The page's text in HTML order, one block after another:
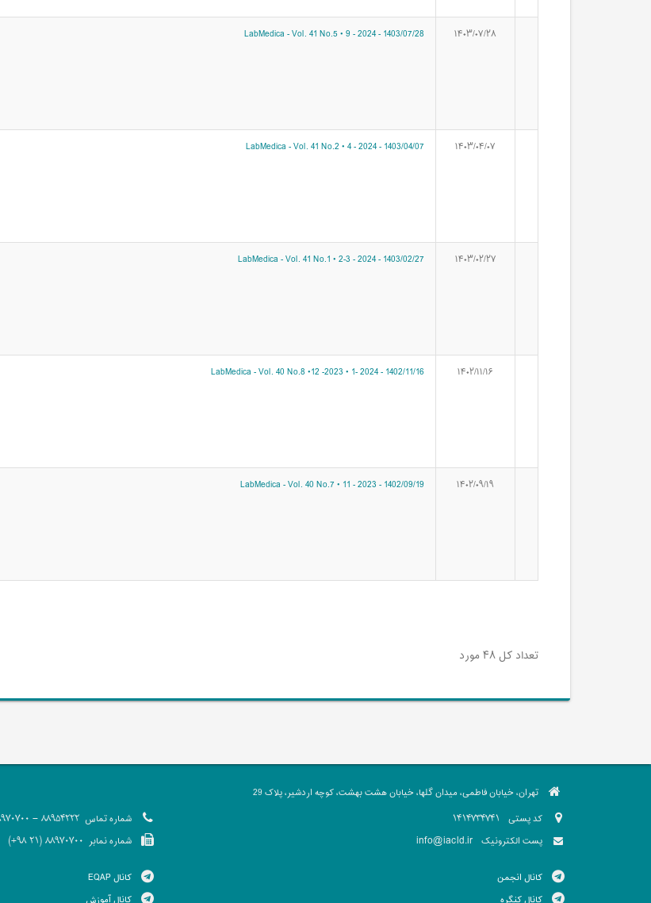
۱۴۰۳/۰۷/۲۸ LabMedica - Vol. 41 No.5 • 9 - 2024 - 1403/07/28
۱۴۰۳/۰۴/۰۷ LabMedica - Vol. 41 No.2 • 4 - 2024 - 1403/04/07
۱۴۰۳/۰۲/۲۷ LabMedica - Vol. 41 No.1 • 2-3 - 2024 - 1403/02/27
۱۴۰۲/۱۱/۱۶ LabMedica - Vol. 40 No.8 •12 -2023 • 1- 2024 - 1402/11/16
۱۴۰۲/۰۹/۱۹ LabMedica - Vol. 40 No.7 • 11 - 2023 - 1402/09/19
تعداد کل ۴۸ مورد
تهران، خیابان فاطمی، میدان گلها، خیابان هشت بهشت، کوچه اردشیر، پلاک 29
کد پستی
پست الکترونیک info@iacld.ir
شماره تماس 88954222 - 88970700 (21 98+)
شماره نمابر 88970700 (21 98+)
کانال انجمن
کانال کنگره
کانال EQAP
کانال آموزش